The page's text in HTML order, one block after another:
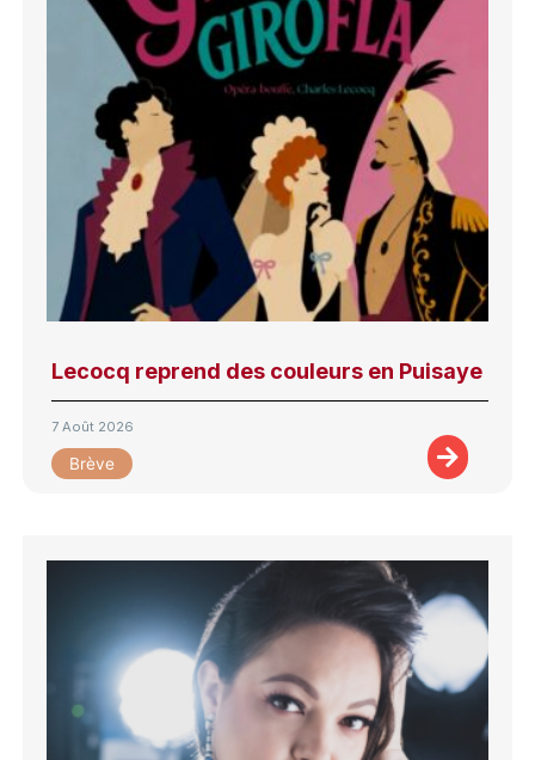
Lecocq reprend des couleurs en Puisaye
7 Août 2026
Brève